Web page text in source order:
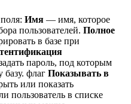
Имя — имя, которое
пользователей. Полное
в базе при
пароль, под которым
базу. флаг Показывать в
или показать
пользователь в списке